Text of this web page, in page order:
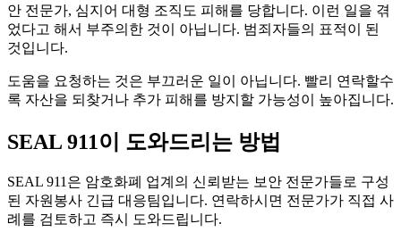
안 전문가, 심지어 대형 조직도 피해를 당합니다. 이런 일을 겪
었다고 해서 부주의한 것이 아닙니다. 범죄자들의 표적이 된
것입니다.
도움을 요청하는 것은 부끄러운 일이 아닙니다. 빨리 연락할수
록 자산을 되찾거나 추가 피해를 방지할 가능성이 높아집니다.
SEAL 911이 도와드리는 방법
SEAL 911은 암호화폐 업계의 신뢰받는 보안 전문가들로 구성
된 자원봉사 긴급 대응팀입니다. 연락하시면 전문가가 직접 사
례를 검토하고 즉시 도와드립니다.